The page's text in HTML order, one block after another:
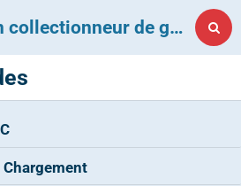
Carnets d'un collectionneur de grenades françaises